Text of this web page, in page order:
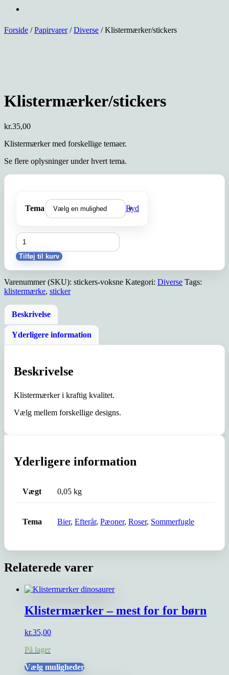
Forside /Papirvarer/Diverse / Klistermærker/stickers
Klistermærker/stickers
kr.35,00
Klistermærker med forskellige temaer.
Se flere oplysninger under hvert tema.
Tema Ryd
Klistermærker/stickers
antal
Tilføj til kurv
Varenummer (SKU): stickers-voksne Kategori: Diverse Tags:
klistermærke, sticker
Beskrivelse
Yderligere information
Beskrivelse
Klistermærker i kraftig kvalitet.
Vælg mellem forskellige designs.
Yderligere information
Vægt 0,05 kg
Tema Bier, Efterår, Pæoner, Roser, Sommerfugle
Relaterede varer
Klistermærker – mest for for børn
kr.35,00
På lager
Vælg mulighederDette